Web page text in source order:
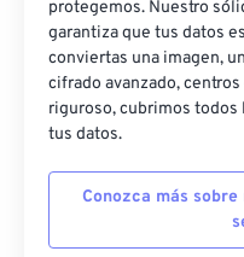
protegemos. Nuestro
garantiza que tus datos
conviertas una imagen,
cifrado avanzado,
riguroso, cubrimos todos
tus datos.
Conozca más